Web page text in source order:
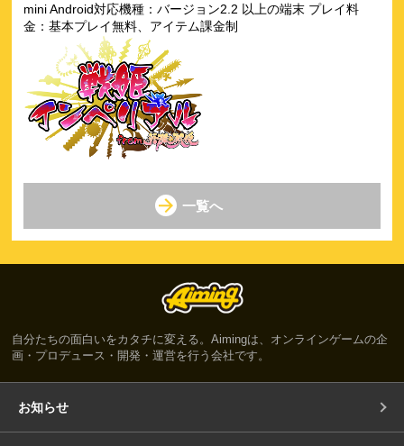
mini Android対応機種：バージョン2.2 以上の端末 プレイ料
金：基本プレイ無料、アイテム課金制
一覧へ
自分たちの面白いをカタチに変える。Aimingは、オンラインゲームの企
画・プロデュース・開発・運営を行う会社です。
お知らせ